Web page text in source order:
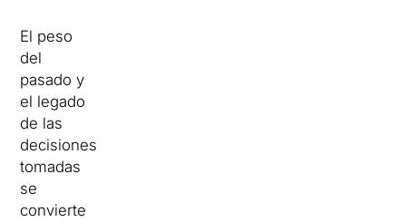
El peso
del
pasado y
el legado
de las
decisiones
tomadas
se
convierte